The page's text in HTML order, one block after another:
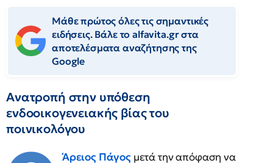
Μάθε πρώτος όλες τις σημαντικές
ειδήσεις. Βάλε το alfavita.gr στα
αποτελέσματα αναζήτησης της
Google
Ανατροπή στην υπόθεση
ενδοοικογενειακής βίας του
ποινικολόγου
Άρειος Πάγος μετά την απόφαση να